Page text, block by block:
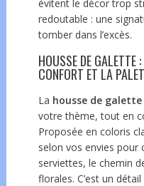
évitent le décor trop
redoutable : une
tomber dans l’excès.
HOUSSE DE GALETTE
CONFORT ET LA
La housse de galette
votre thème, tout en
Proposée en coloris
selon vos envies pour
serviettes, le chemin
florales. C’est un